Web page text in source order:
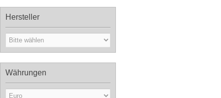
Hersteller
Währungen